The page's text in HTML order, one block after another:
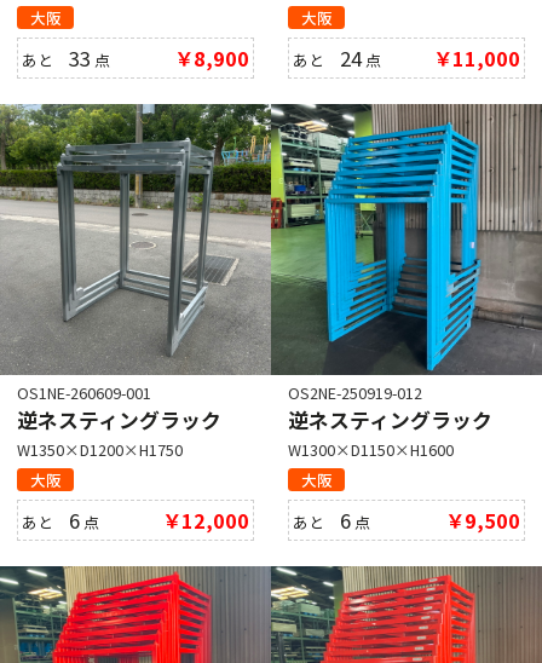
大阪
あと33 点 ￥8,900
大阪
あと 24点 ￥11,000
OS1NE-260609-001
逆ネスティングラック
W1350×D1200×H1750
大阪
あと 6 点 ￥12,000
OS2NE-250919-012
逆ネスティングラック
W1300×D1150×H1600
大阪
あと 6 点 ￥9,500